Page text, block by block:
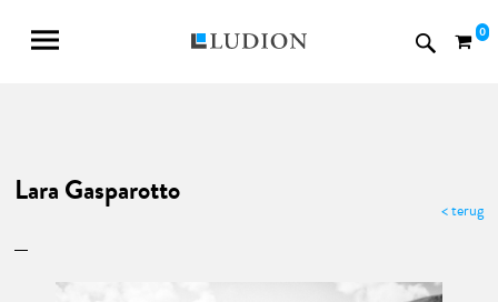
0
Lara Gasparotto
< terug